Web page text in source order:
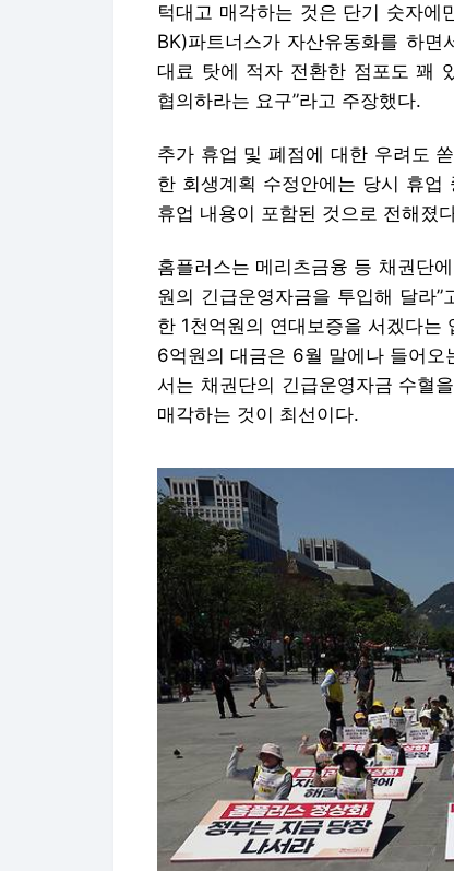
턱대고 매각하는 것은 단기 숫자에
BK)파트너스가 자산유동화를 하
대료 탓에 적자 전환한 점포도 꽤
협의하라는 요구”라고 주장했다.
추가 휴업 및 폐점에 대한 우려도
한 회생계획 수정안에는 당시 휴
휴업 내용이 포함된 것으로 전해졌
홈플러스는 메리츠금융 등 채권단
원의 긴급운영자금을 투입해 달라
한 1천억원의 연대보증을 서겠다
6억원의 대금은 6월 말에나 들어
서는 채권단의 긴급운영자금 수혈
매각하는 것이 최선이다.